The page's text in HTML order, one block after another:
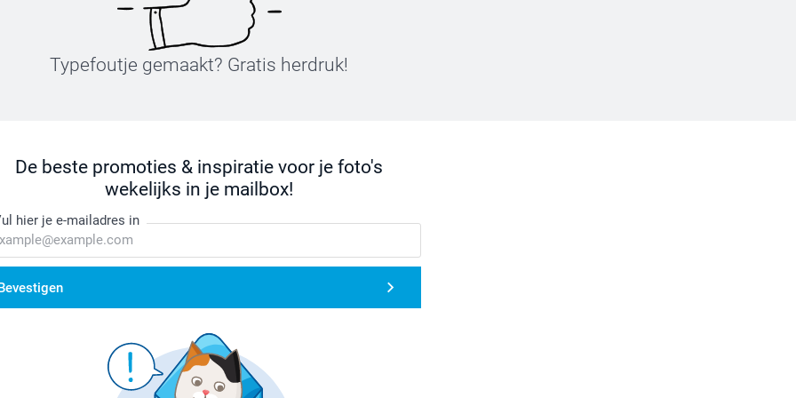
Typefoutje gemaakt? Gratis herdruk!
De beste promoties & inspiratie voor je foto's
wekelijks in je mailbox!
hier je e-mailadres in